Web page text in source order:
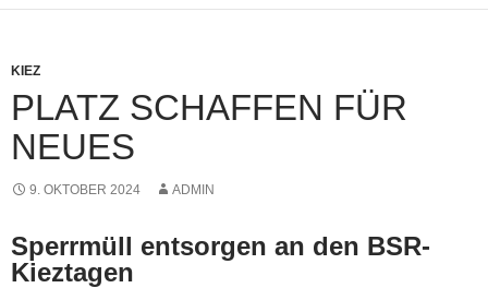
KIEZ
PLATZ SCHAFFEN FÜR
NEUES
9. OKTOBER 2024 ADMIN
Sperrmüll entsorgen an den BSR-
Kieztagen